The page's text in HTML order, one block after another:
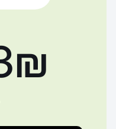
‏8.33 ‏₪